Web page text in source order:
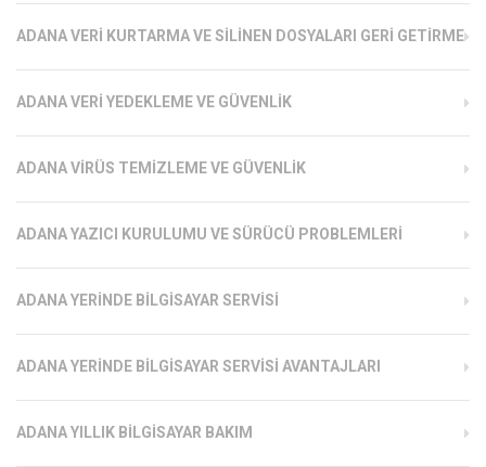
ADANA VERI KURTARMA VE SILINEN DOSYALARI GERI GETIRME
ADANA VERI YEDEKLEME VE GÜVENLIK
ADANA VIRÜS TEMIZLEME VE GÜVENLIK
ADANA YAZICI KURULUMU VE SÜRÜCÜ PROBLEMLERI
ADANA YERINDE BILGISAYAR SERVISI
ADANA YERINDE BILGISAYAR SERVISI AVANTAJLARI
ADANA YILLIK BILGISAYAR BAKIM